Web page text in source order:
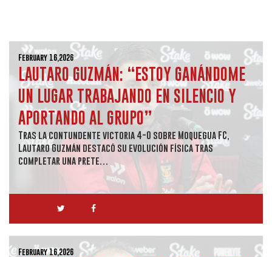
February 16,2026
LAUTARO GUZMÁN: “ESTOY GANÁNDOME
UN LUGAR TRABAJANDO EN SILENCIO Y
APORTANDO AL GRUPO”
Tras la contundente victoria 4-0 sobre Moquegua FC,
Lautaro Guzmán destacó su evolución física tras
completar una prete…
February 16,2026